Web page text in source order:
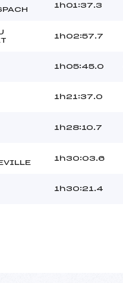
1h01:37.3
1h02:57.7
1h05:45.0
1h21:37.0
1h28:10.7
1h30:03.6
1h30:21.4